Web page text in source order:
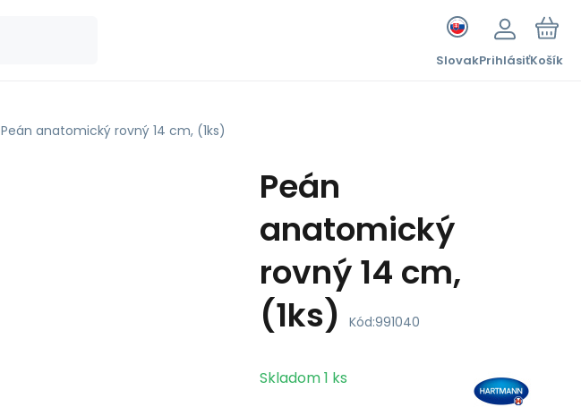
SlovakPrihlásiťKošík
Peán anatomický rovný 14 cm, (1ks)
Peán
anatomický
rovný 14 cm,
(1ks)
Kód:991040
Skladom1 ks